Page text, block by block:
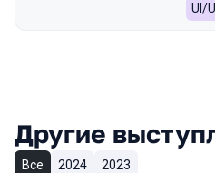
UI/
Другие
Все 2024 2023